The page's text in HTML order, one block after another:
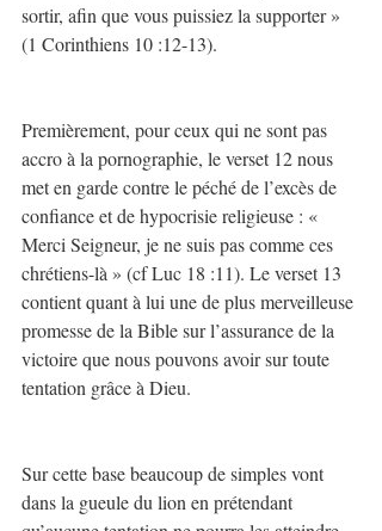
sortir, afin que vous puissiez la supporter »
(1 Corinthiens 10 :12-13).
Premièrement, pour ceux qui ne sont pas
accro à la pornographie, le verset 12 nous
met en garde contre le péché de l’excès de
confiance et de hypocrisie religieuse : «
Merci Seigneur, je ne suis pas comme ces
chrétiens-là » (cf Luc 18 :11). Le verset 13
contient quant à lui une de plus merveilleuse
promesse de la Bible sur l’assurance de la
victoire que nous pouvons avoir sur toute
tentation grâce à Dieu.
Sur cette base beaucoup de simples vont
dans la gueule du lion en prétendant